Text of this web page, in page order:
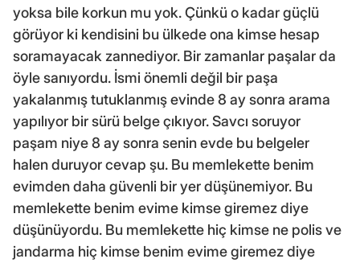
yoksa bile korkun mu yok. Çünkü o kadar güçlü
görüyor ki kendisini bu ülkede ona kimse hesap
soramayacak zannediyor. Bir zamanlar paşalar da
öyle sanıyordu. İsmi önemli değil bir paşa
yakalanmış tutuklanmış evinde 8 ay sonra arama
yapılıyor bir sürü belge çıkıyor. Savcı soruyor
paşam niye 8 ay sonra senin evde bu belgeler
halen duruyor cevap şu. Bu memlekette benim
evimden daha güvenli bir yer düşünemiyor. Bu
memlekette benim evime kimse giremez diye
düşünüyordu. Bu memlekette hiç kimse ne polis ve
jandarma hiç kimse benim evime giremez diye